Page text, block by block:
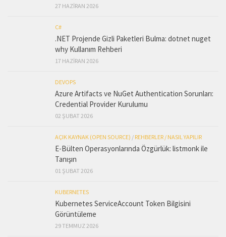
27 HAZIRAN 2026
C#
.NET Projende Gizli Paketleri Bulma: dotnet nuget
why Kullanım Rehberi
17 HAZIRAN 2026
DEVOPS
Azure Artifacts ve NuGet Authentication Sorunları:
Credential Provider Kurulumu
02 ŞUBAT 2026
AÇIK KAYNAK (OPEN SOURCE) / REHBERLER / NASIL YAPILIR
E-Bülten Operasyonlarında Özgürlük: listmonk ile
Tanışın
01 ŞUBAT 2026
KUBERNETES
Kubernetes ServiceAccount Token Bilgisini
Görüntüleme
29 TEMMUZ 2026